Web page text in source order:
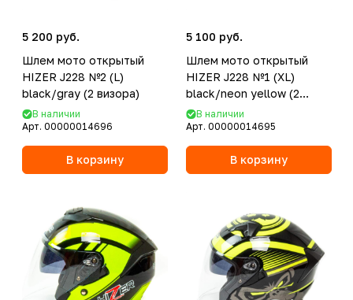
5 200 руб.
Шлем мото открытый
HIZER J228 №2 (L)
black/gray (2 визора)
В наличии
Арт. 00000014696
В корзину
5 100 руб.
Шлем мото открытый
HIZER J228 №1 (XL)
black/neon yellow (2
визора)
В наличии
Арт. 00000014695
В корзину